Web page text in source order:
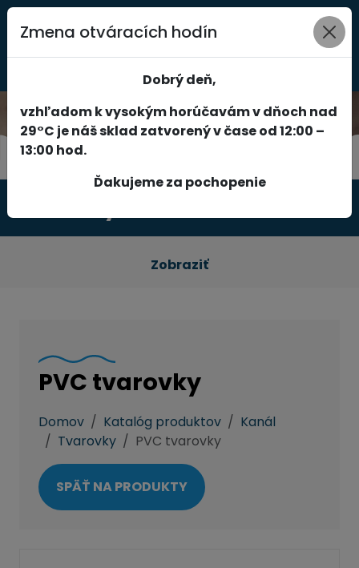
0
Zobraziť
PVC tvarovky
Domov Katalóg produktov
Kanál
Tvarovky
PVC tvarovky
SPÄŤ NA PRODUKTY
Zmena otváracích hodín
Dobrý deň,
vzhľadom k vysokým horúčavám v dňoch nad
29°C je náš sklad zatvorený v čase od 12:00 –
13:00 hod.
Ďakujeme za pochopenie